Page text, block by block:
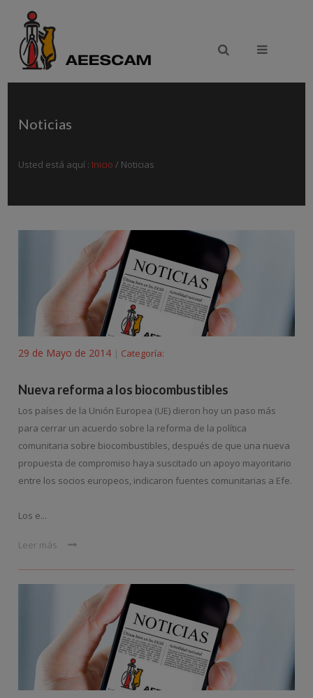
Noticias
Usted está aquí : Inicio / Noticias
29 de Mayo de 2014 | Categoría:
Nueva reforma a los biocombustibles
Los países de la Unión Europea (UE) dieron hoy un paso más
para cerrar un acuerdo sobre la reforma de la política
comunitaria sobre biocombustibles, después de que una nueva
propuesta de compromiso haya suscitado un apoyo mayoritario
entre los socios europeos, indicaron fuentes comunitarias a Efe.
Los e...
Leer más